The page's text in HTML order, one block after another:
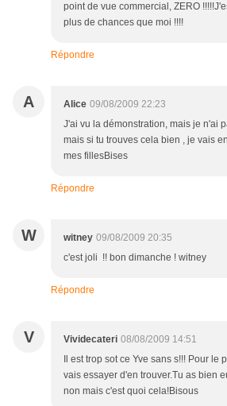
point de vue commercial, ZERO
plus de chances que moi !!!!
Répondre
A Alice 09/08/2009 22:23
J'ai vu la démonstration, mais je n'ai
mais si tu trouves cela bien , je vais
mes fillesBises
Répondre
W witney 09/08/2009 20:35
c'est joli !! bon dimanche ! witney
Répondre
V Vividecateri 08/08/2009 14:51
Il est trop sot ce Yve sans s!!! Pour le
vais essayer d'en trouver.Tu as bien
non mais c'est quoi cela!Bisous